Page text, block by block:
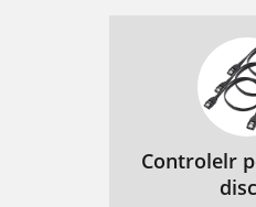
Controlelr